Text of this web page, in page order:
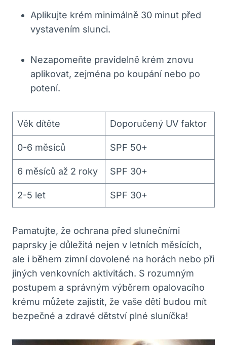
Aplikujte krém minimálně 30 minut před
vystavením slunci.
Nezapomeňte pravidelně krém znovu
aplikovat, zejména po koupání nebo po
potení.
Věk dítěte Doporučený UV faktor
0-6 měsíců SPF 50+
6 měsíců až 2 roky SPF 30+
2-5 let SPF 30+
Pamatujte, že ochrana před slunečními
paprsky je důležitá nejen v letních měsících,
ale i během zimní dovolené na horách nebo při
jiných venkovních aktivitách. S rozumným
postupem a správným výběrem opalovacího
krému můžete zajistit, že vaše děti budou mít
bezpečné a zdravé dětství plné sluníčka!